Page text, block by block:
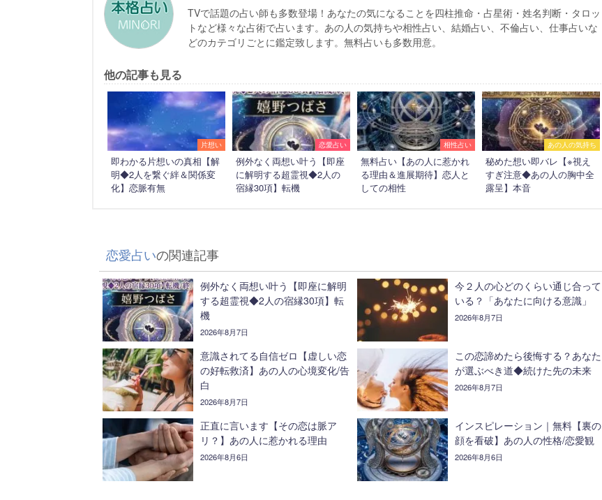
TVで話題の占い師も多数登場！あなたの気になることを四柱推命・占星術・姓名判断・タロッ
トなど様々な占術で占います。あの人の気持ちや相性占い、結婚占い、不倫占い、仕事占いな
どのカテゴリごとに鑑定致します。無料占いも多数用意。
他の記事も見る
片想い
即わかる片想いの真相【解
明◆2人を繋ぐ絆＆関係変
化】恋脈有無
恋愛占い
例外なく両想い叶う【即座
に解明する超霊視◆2人の
宿縁30項】転機
相性占い
無料占い【あの人に惹かれ
る理由＆進展期待】恋人と
しての相性
あの人の気持ち
秘めた想い即バレ【※視え
すぎ注意◆あの人の胸中全
露呈】本音
恋愛占いの関連記事
例外なく両想い叶う【即座に解明
する超霊視◆2人の宿縁30項】転
機
2026年8月7日
今２人の心どのくらい通じ合って
いる？「あなたに向ける意識」
2026年8月7日
意識されてる自信ゼロ【虚しい恋
の好転救済】あの人の心境変化/告
白
2026年8月7日
この恋諦めたら後悔する？あなた
が選ぶべき道◆続けた先の未来
2026年8月7日
正直に言います【その恋は脈ア
リ？】あの人に惹かれる理由
2026年8月6日
インスピレーション｜無料【裏の
顔を看破】あの人の性格/恋愛観
2026年8月6日